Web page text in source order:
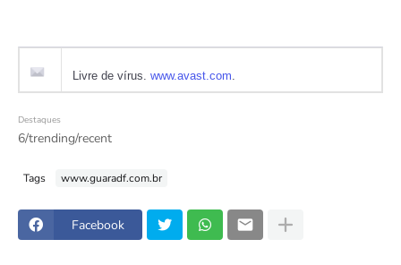
Livre de vírus. www.avast.com.
Destaques
6/trending/recent
Tags www.guaradf.com.br
Facebook